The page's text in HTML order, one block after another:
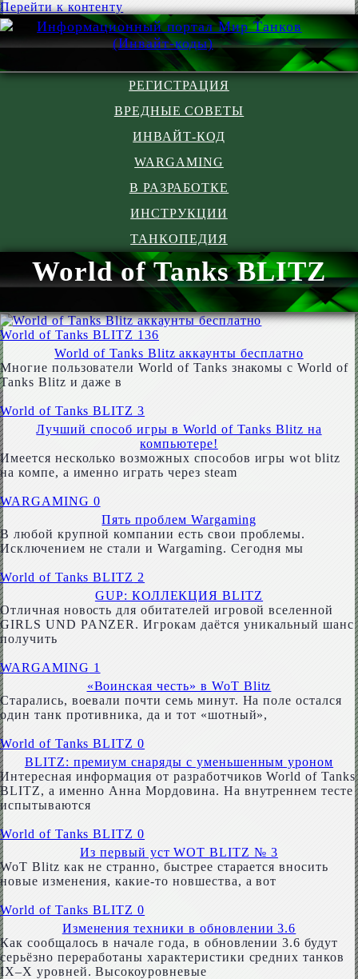
Перейти к контенту
РЕГИСТРАЦИЯ
ВРЕДНЫЕ СОВЕТЫ
ИНВАЙТ-КОД
WARGAMING
В РАЗРАБОТКЕ
ИНСТРУКЦИИ
ТАНКОПЕДИЯ
World of Tanks BLITZ
World of Tanks BLITZ 136
World of Tanks Blitz аккаунты бесплатно
Многие пользователи World of Tanks знакомы с World of
Tanks Blitz и даже в
World of Tanks BLITZ 3
Лучший способ игры в World of Tanks Blitz на
компьютере!
Имеется несколько возможных способов игры wot blitz
на компе, а именно играть через steam
WARGAMING 0
Пять проблем Wargaming
В любой крупной компании есть свои проблемы.
Исключением не стали и Wargaming. Сегодня мы
World of Tanks BLITZ 2
GUP: КОЛЛЕКЦИЯ BLITZ
Отличная новость для обитателей игровой вселенной
GIRLS UND PANZER. Игрокам даётся уникальный шанс
получить
WARGAMING 1
«Воинская честь» в WoT Blitz
Старались, воевали почти семь минут. На поле остался
один танк противника, да и тот «шотный»,
World of Tanks BLITZ 0
BLITZ: премиум снаряды с уменьшенным уроном
Интересная информация от разработчиков World of Tanks
BLITZ, а именно Анна Мордовина. На внутреннем тесте
испытываются
World of Tanks BLITZ 0
Из первый уст WOT BLITZ № 3
WoT Blitz как не странно, быстрее старается вносить
новые изменения, какие-то новшества, а вот
World of Tanks BLITZ 0
Изменения техники в обновлении 3.6
Как сообщалось в начале года, в обновлении 3.6 будут
серьёзно переработаны характеристики средних танков
IX–X уровней. Высокоуровневые